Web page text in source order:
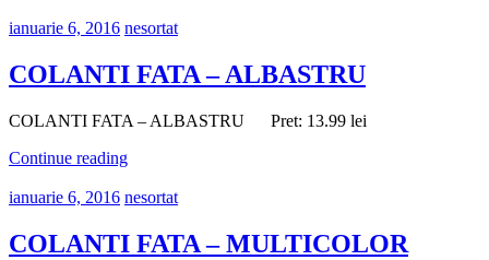
ianuarie 6, 2016 nesortat
COLANTI FATA – ALBASTRU
COLANTI FATA – ALBASTRU Pret: 13.99 lei
Continue reading
ianuarie 6, 2016 nesortat
COLANTI FATA – MULTICOLOR